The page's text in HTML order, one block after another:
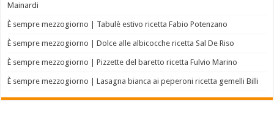
Mainardi
È sempre mezzogiorno | Tabulè estivo ricetta Fabio Potenzano
È sempre mezzogiorno | Dolce alle albicocche ricetta Sal De Riso
È sempre mezzogiorno | Pizzette del baretto ricetta Fulvio Marino
È sempre mezzogiorno | Lasagna bianca ai peperoni ricetta gemelli Billi